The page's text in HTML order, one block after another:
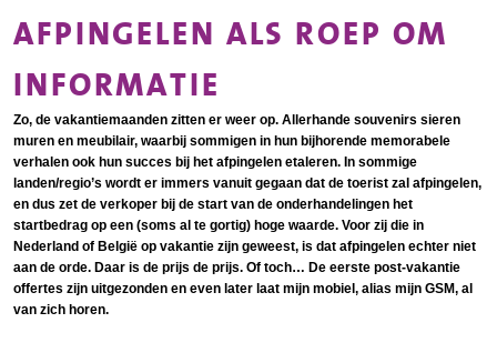
AFPINGELEN ALS ROEP OM
INFORMATIE
Zo, de vakantiemaanden zitten er weer op. Allerhande souvenirs sieren
muren en meubilair, waarbij sommigen in hun bijhorende memorabele
verhalen ook hun succes bij het afpingelen etaleren. In sommige
landen/regio’s wordt er immers vanuit gegaan dat de toerist zal afpingelen,
en dus zet de verkoper bij de start van de onderhandelingen het
startbedrag op een (soms al te gortig) hoge waarde. Voor zij die in
Nederland of België op vakantie zijn geweest, is dat afpingelen echter niet
aan de orde. Daar is de prijs de prijs. Of toch… De eerste post-vakantie
offertes zijn uitgezonden en even later laat mijn mobiel, alias mijn GSM, al
van zich horen.